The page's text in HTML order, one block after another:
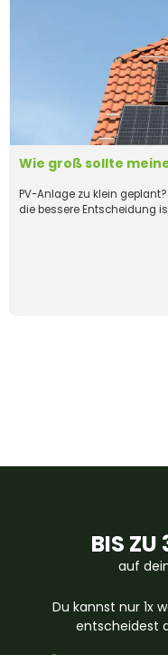
Wie groß sollte
PV-Anlage zu klein
die bessere Entscheidung
BIS
auf
Du kannst nur 1x
entscheidest